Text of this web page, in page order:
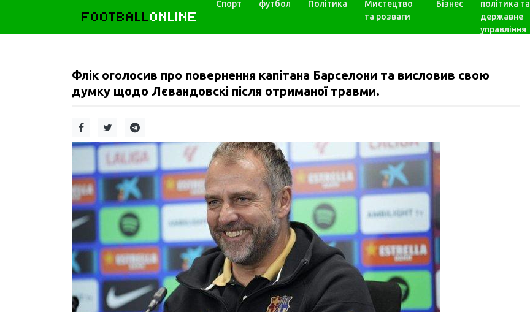
FOOTBALLONLINE
Спорт футбол Політика
Мистецтво
та розваги
Бізнес
політика та
державне
управління
Флік оголосив про повернення капітана Барселони та висловив свою
думку щодо Лєвандовскі після отриманої травми.